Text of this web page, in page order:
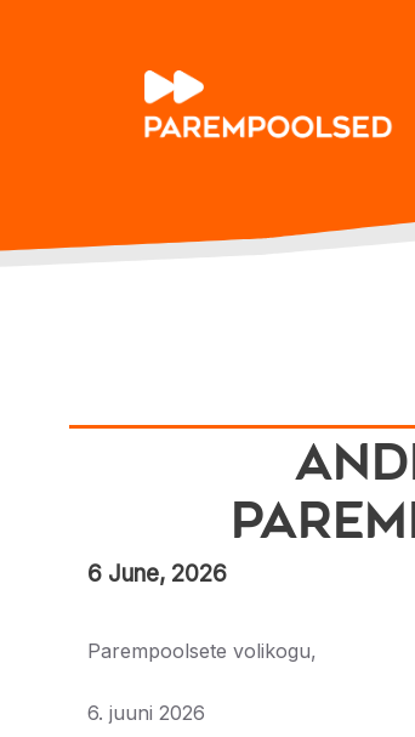
6 June, 2026
Parempoolsete volikogu,
6. juuni 2026